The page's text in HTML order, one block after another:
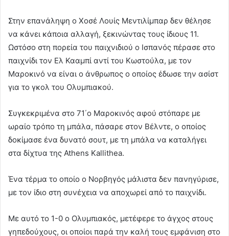
Στην επανάληψη ο Χοσέ Λουίς Μεντιλίμπαρ δεν θέλησε
να κάνει κάποια αλλαγή, ξεκινώντας τους ίδιους 11.
Ωστόσο στη πορεία του παιχνιδιού ο Ισπανός πέρασε στο
παιχνίδι τον Ελ Κααμπί αντί του Κωστούλα, με τον
Μαροκινό να είναι ο άνθρωπος ο οποίος έδωσε την ασίστ
για το γκολ του Ολυμπιακού.
Συγκεκριμένα στο 71΄ο Μαροκινός αφού στόπαρε με
ωραίο τρόπο τη μπάλα, πάσαρε στον Βέλντε, ο οποίος
δοκίμασε ένα δυνατό σουτ, με τη μπάλα να καταλήγει
στα δίχτυα της Athens Kallithea.
Ένα τέρμα το οποίο ο Νορβηγός μάλιστα δεν πανηγύρισε,
με τον ίδιο στη συνέχεια να αποχωρεί από το παιχνίδι.
Με αυτό το 1-0 ο Ολυμπιακός, μετέφερε το άγχος στους
γηπεδούχους, οι οποίοι παρά την καλή τους εμφάνιση στο